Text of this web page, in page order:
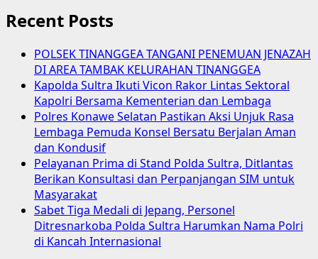
Recent Posts
POLSEK TINANGGEA TANGANI PENEMUAN JENAZAH
DI AREA TAMBAK KELURAHAN TINANGGEA
Kapolda Sultra Ikuti Vicon Rakor Lintas Sektoral
Kapolri Bersama Kementerian dan Lembaga
Polres Konawe Selatan Pastikan Aksi Unjuk Rasa
Lembaga Pemuda Konsel Bersatu Berjalan Aman
dan Kondusif
Pelayanan Prima di Stand Polda Sultra, Ditlantas
Berikan Konsultasi dan Perpanjangan SIM untuk
Masyarakat
Sabet Tiga Medali di Jepang, Personel
Ditresnarkoba Polda Sultra Harumkan Nama Polri
di Kancah Internasional